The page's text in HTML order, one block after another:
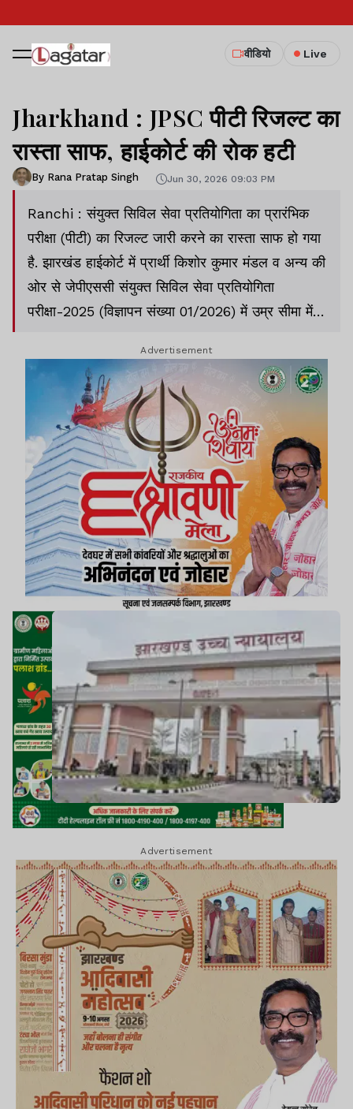
वीडियो Live
Jharkhand : JPSC पीटी रिजल्ट का
रास्ता साफ, हाईकोर्ट की रोक हटी
By Rana Pratap Singh Jun 30, 2026 09:03 PM
Ranchi : संयुक्त सिविल सेवा प्रतियोगिता का प्रारंभिक
परीक्षा (पीटी) का रिजल्ट जारी करने का रास्ता साफ हो गया
है. झारखंड हाईकोर्ट में प्रार्थी किशोर कुमार मंडल व अन्य की
ओर से जेपीएससी संयुक्त सिविल सेवा प्रतियोगिता
परीक्षा-2025 (विज्ञापन संख्या 01/2026) में उम्र सीमा में
Advertisement
Advertisement